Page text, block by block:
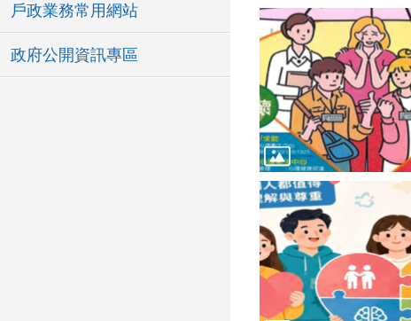
戶政業務常用網站
政府公開資訊專區